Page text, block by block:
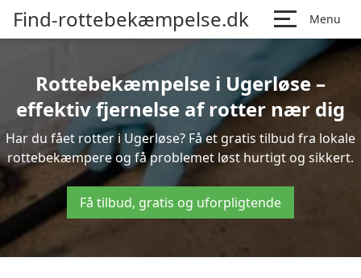
Find-rottebekæmpelse.dk Menu
Rottebekæmpelse i Ugerløse –
effektiv fjernelse af rotter nær dig
Har du fået rotter i Ugerløse? Få et gratis tilbud fra lokale
rottebekæmpere og få problemet løst hurtigt og sikkert.
Få tilbud, gratis og uforpligtende